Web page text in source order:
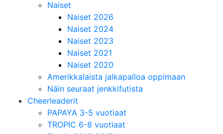
Naiset
Naiset 2026
Naiset 2024
Naiset 2023
Naiset 2021
Naiset 2020
Amerikkalaista jalkapalloa oppimaan
Näin seuraat jenkkifutista
Cheerleaderit
PAPAYA 3-5 vuotiaat
TROPIC 6-8 vuotiaat